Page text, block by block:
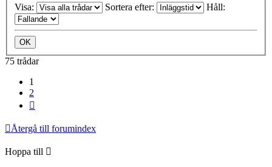
Visa: Sortera efter: Håll:
75 trådar
1
2
Återgå till forumindex
Hoppa till